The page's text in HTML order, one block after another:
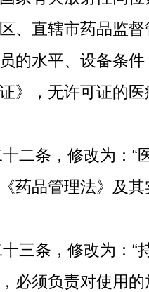
、直辖市药品监
的水平、设备条
》，无许可证的
二条，修改为：“
药品管理法》及
三条，修改为：“
必须负责对使用